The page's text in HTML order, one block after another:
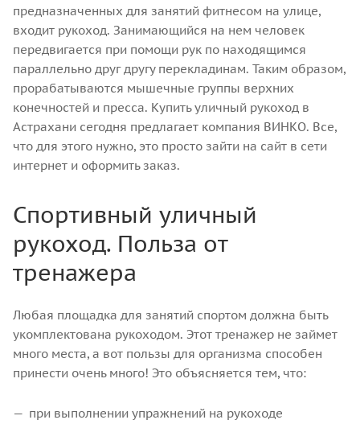
предназначенных для занятий фитнесом на улице,
входит рукоход. Занимающийся на нем человек
передвигается при помощи рук по находящимся
параллельно друг другу перекладинам. Таким образом,
прорабатываются мышечные группы верхних
конечностей и пресса. Купить уличный рукоход в
Астрахани сегодня предлагает компания ВИНКО. Все,
что для этого нужно, это просто зайти на сайт в сети
интернет и оформить заказ.
Спортивный уличный
рукоход. Польза от
тренажера
Любая площадка для занятий спортом должна быть
укомплектована рукоходом. Этот тренажер не займет
много места, а вот пользы для организма способен
принести очень много! Это объясняется тем, что:
при выполнении упражнений на рукоходе